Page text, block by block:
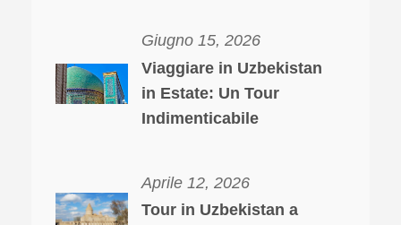
Giugno 15, 2026
Viaggiare in Uzbekistan
in Estate: Un Tour
Indimenticabile
Aprile 12, 2026
Tour in Uzbekistan a